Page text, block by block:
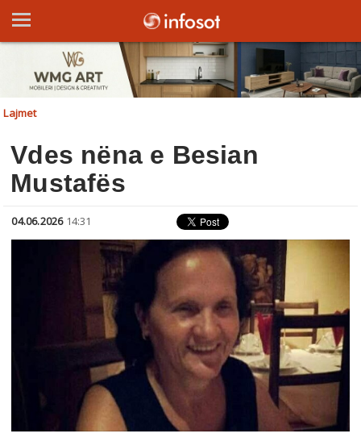
Lajmet
Vdes nëna e Besian
Mustafës
04.06.2026 14:31